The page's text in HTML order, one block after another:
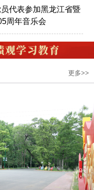
代表参加黑龙江省暨
周年音乐会
更多>>